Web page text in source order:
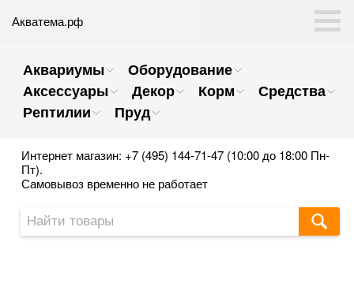
Акватема.рф
Аквариумы
Оборудование
Аксессуары
Декор Корм
Средства
Рептилии
Пруд
Интернет магазин: +7 (495) 144-71-47 (10:00 до 18:00 Пн-
Пт).
Самовывоз временно не работает